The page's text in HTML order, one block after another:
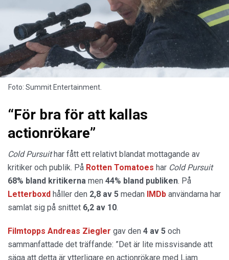
Foto: Summit Entertainment.
“För bra för att kallas
actionrökare”
Cold Pursuithar fått ett relativt blandat mottagande av
kritiker och publik. På Rotten Tomatoes har Cold Pursuit
68% bland kritikerna men 44% bland publiken. På
Letterboxd håller den 2,8 av 5 medan IMDb användarna har
samlat sig på snittet 6,2 av 10.
Filmtopps Andreas Ziegler gav den 4 av 5 och
sammanfattade det träffande: ”Det är lite missvisande att
säga att detta är ytterligare en actionrökare med Liam